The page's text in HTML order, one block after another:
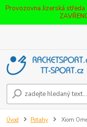
Provozovna Jizerská
Úvod Potahy Xiom